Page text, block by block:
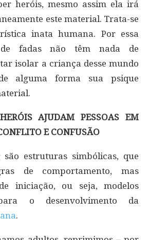
heróis, mesmo assim ela irá
este material. Trata-se
inata humana. Por essa
fadas não têm nada de
isolar a criança desse mundo
alguma forma sua psique
AJUDAM PESSOAS EM
E CONFUSÃO
são estruturas simbólicas, que
de comportamento, mas
iniciação, ou seja, modelos
o desenvolvimento da
.